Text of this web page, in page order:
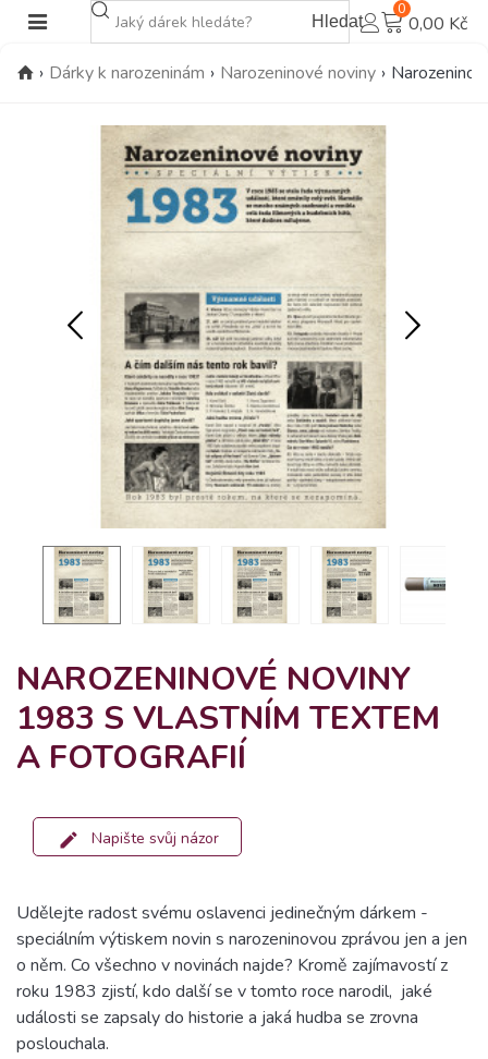
Hledat
0
0,00 Kč
› Dárky k narozeninám › Narozeninové noviny ›
NAROZENINOVÉ NOVINY
1983 S VLASTNÍM TEXTEM
A FOTOGRAFIÍ
Napište svůj názor
Udělejte radost svému oslavenci jedinečným dárkem -
speciálním výtiskem novin s narozeninovou zprávou jen a jen
o něm. Co všechno v novinách najde? Kromě zajímavostí z
roku 1983 zjistí, kdo další se v tomto roce narodil, jaké
události se zapsaly do historie a jaká hudba se zrovna
poslouchala.